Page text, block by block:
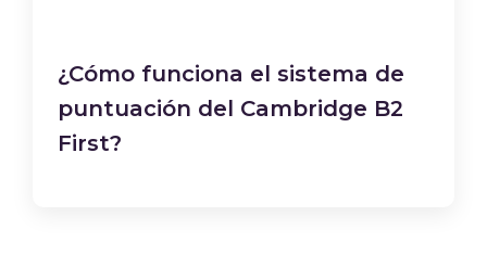
¿Cómo funciona el sistema de
puntuación del Cambridge B2
First?